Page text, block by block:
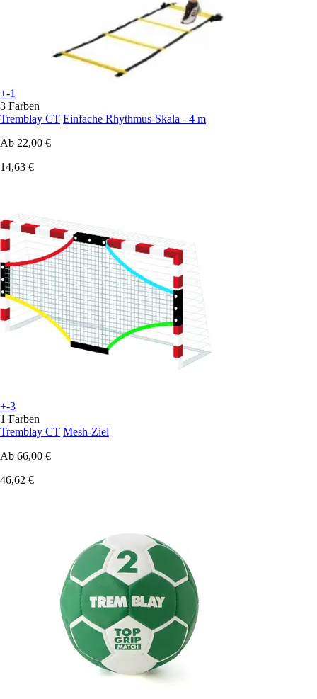
+-1
3 Farben
Tremblay CT Einfache Rhythmus-Skala - 4 m
Ab 22,00 €
14,63 €
+-3
1 Farben
Tremblay CT Mesh-Ziel
Ab 66,00 €
46,62 €